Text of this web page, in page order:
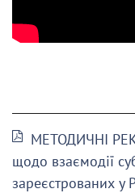
МЕТОДИЧНІ
щодо взаємодії
зареєстрованих у